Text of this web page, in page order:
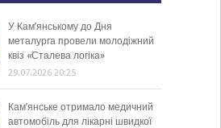
У Кам’янському до Дня
металурга провели молодіжний
квіз «Сталева логіка»
29.07.2026 20:25
Кам’янське отримало медичний
автомобіль для лікарні швидкої